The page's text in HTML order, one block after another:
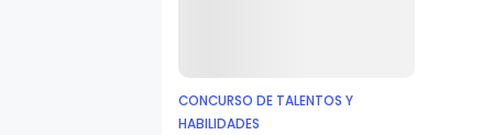
CONCURSO DE TALENTOS Y
HABILIDADES